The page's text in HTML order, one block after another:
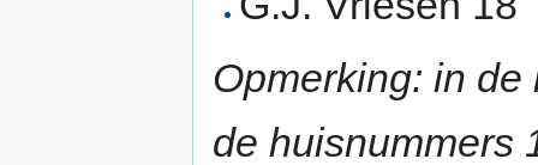
Opmerking: in
de huisnummers